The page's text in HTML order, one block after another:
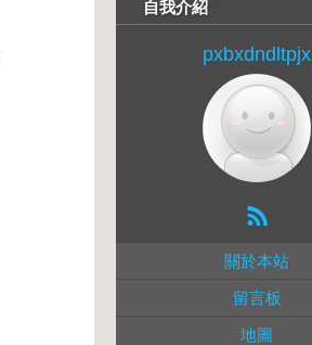
自我介紹
pxbxdndltpjx
關於本站
留言板
地圖